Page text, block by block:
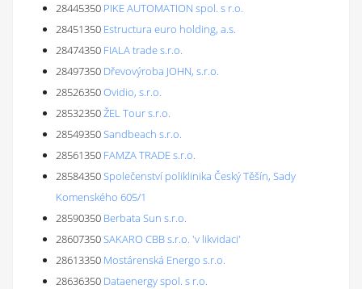
28445350 PIKE AUTOMATION spol. s r.o.
28451350 Estructura euro holding, a.s.
28474350 FIALA trade s.r.o.
28497350 Dřevovýroba JOHN, s.r.o.
28526350Ovidio, s.r.o.
28532350ŽEL Tour s.r.o.
28549350Sandbeach s.r.o.
28561350 FAMZA TRADE s.r.o.
28584350Společenství poliklinika Český Těšín, Sady
Komenského 605/1
28590350 Berbata Sun s.r.o.
28607350SAKARO CBB s.r.o. 'v likvidaci'
28613350 Mostárenská Energo s.r.o.
28636350 Dataenergy spol. s r.o.